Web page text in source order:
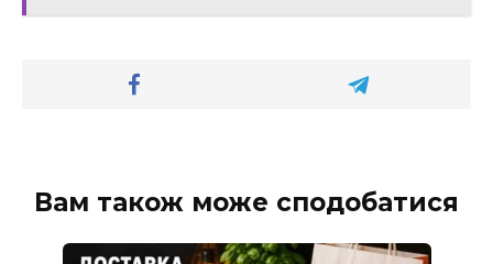
Вам також може сподобатися